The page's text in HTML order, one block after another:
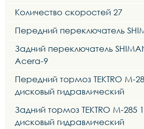
Количество скоростей 27
Передний переключатель
Задний переключатель
Acera-9
Передний тормоз TEKTRO M-
дисковый гидравлический
Задний тормоз TEKTRO M-285
дисковый гидравлический